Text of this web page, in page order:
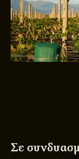
Σε